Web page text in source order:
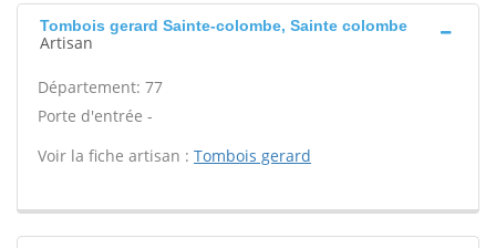
Tombois gerard Sainte-colombe, Sainte colombe
Artisan
Département: 77
Porte d'entrée -
Voir la fiche artisan : Tombois gerard